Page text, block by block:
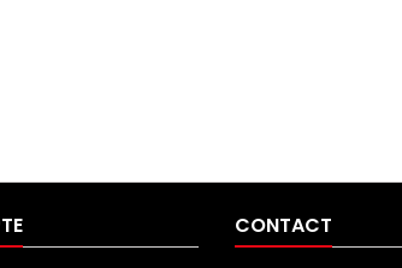
CONTACT